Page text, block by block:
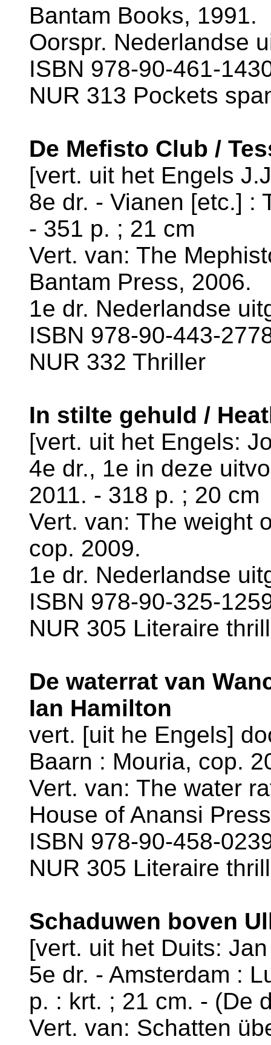
Bantam Books, 1991.
Oorspr. Nederlandse
ISBN 978-90-461-
NUR 313 Pockets
De Mefisto Club /
[vert. uit het Engels
8e dr. - Vianen [etc.] :
- 351 p. ; 21 cm
Vert. van: The
Bantam Press, 2006.
1e dr. Nederlandse
ISBN 978-90-443-
NUR 332 Thriller
In stilte gehuld /
[vert. uit het Engels:
4e dr., 1e in deze
2011. - 318 p. ; 20 cm
Vert. van: The weight
cop. 2009.
1e dr. Nederlandse
ISBN 978-90-325-
NUR 305 Literaire
De waterrat van
Ian Hamilton
vert. [uit he Engels]
Baarn : Mouria, cop.
Vert. van: The water
House of Anansi
ISBN 978-90-458-
NUR 305 Literaire
Schaduwen boven
[vert. uit het Duits:
5e dr. - Amsterdam :
p. : krt. ; 21 cm. - (De
Vert. van: Schatten